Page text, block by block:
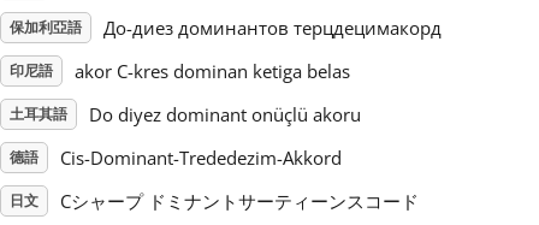
Русский
Tiếng Việt
保加利亞語 До-диез доминантов терцдецимакорд
印尼語 akor C-kres dominan ketiga belas
土耳其語 Do diyez dominant onüçlü akoru
德語 Cis-Dominant-Trededezim-Akkord
日文 Cシャープ ドミナントサーティーンスコード